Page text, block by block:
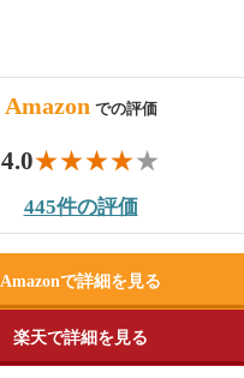
Amazon での評価
4.0
445件の評価
Amazonで詳細を見る
楽天で詳細を見る